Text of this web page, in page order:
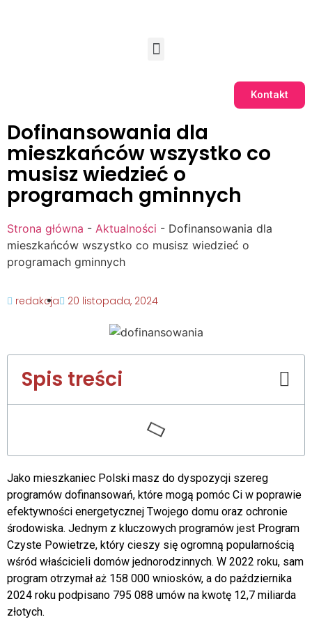
Kontakt
Dofinansowania dla
mieszkańców wszystko co
musisz wiedzieć o
programach gminnych
Strona główna - Aktualności - Dofinansowania dla
mieszkańców wszystko co musisz wiedzieć o
programach gminnych
redakcja 20 listopada, 2024
Spis treści
Jako mieszkaniec Polski masz do dyspozycji szereg
programów dofinansowań, które mogą pomóc Ci w poprawie
efektywności energetycznej Twojego domu oraz ochronie
środowiska. Jednym z kluczowych programów jest Program
Czyste Powietrze, który cieszy się ogromną popularnością
wśród właścicieli domów jednorodzinnych. W 2022 roku, sam
program otrzymał aż 158 000 wniosków, a do października
2024 roku podpisano 795 088 umów na kwotę 12,7 miliarda
złotych.